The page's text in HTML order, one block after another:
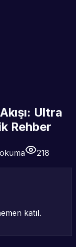
Ultra
Rehber
218
katıl.